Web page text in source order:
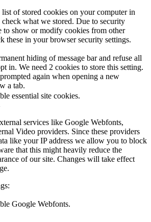
of stored cookies on your computer in
what we stored. Due to security
to show or modify cookies from other
these in your browser security settings.
hiding of message bar and refuse all
in. We need 2 cookies to store this setting.
again when opening a new
a tab.
essential site cookies.
services like Google Webfonts,
Video providers. Since these providers
like your IP address we allow you to block
that this might heavily reduce the
of our site. Changes will take effect
Google Webfonts.